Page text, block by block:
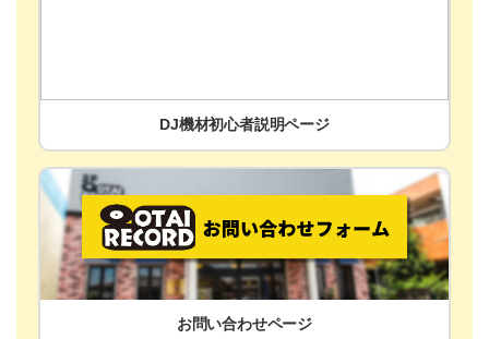
DJ機材初心者説明ページ
お問い合わせページ